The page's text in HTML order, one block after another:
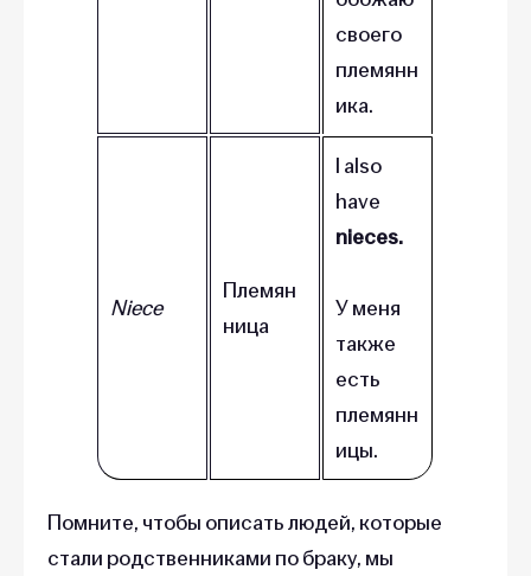
своего
племянн
ика.
Niece
Племян
ница
I also
have
nieces.
У меня
также
есть
племянн
ицы.
Помните, чтобы описать людей, которые
стали родственниками по браку, мы